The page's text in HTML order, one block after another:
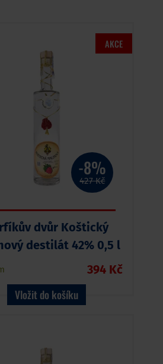
-8%
427 Kč
dvůr Koštický
destilát 42% 0,5 l
394 Kč
Vložit do košíku
AKCE